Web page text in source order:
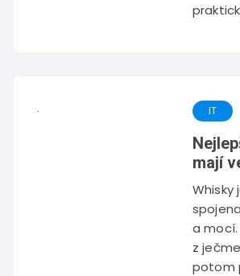
IT
mají
Whisky
a mocí.
z
potom